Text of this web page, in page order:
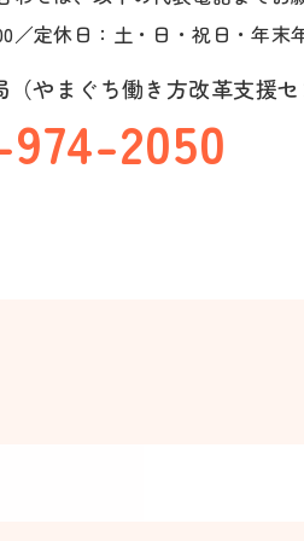
／定休日：土・日・祝日・年末
（やまぐち働き方改革支援セ
2050